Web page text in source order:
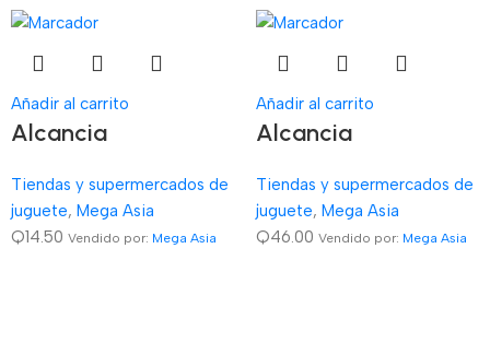
Añadir al carrito
Alcancia
Tiendas y supermercados de
juguete, Mega Asia
Q14.50 Vendido por: Mega Asia
Añadir al carrito
Alcancia
Tiendas y supermercados de
juguete, Mega Asia
Q46.00 Vendido por: Mega Asia